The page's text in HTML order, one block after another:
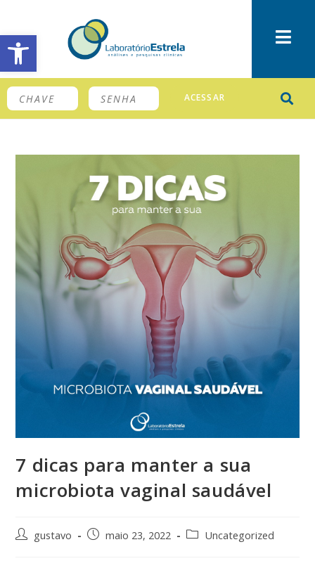
Barra de Ferramentas Aberta
ACESSAR
7 dicas para manter a sua
microbiota vaginal saudável
gustavo maio 23, 2022 Uncategorized